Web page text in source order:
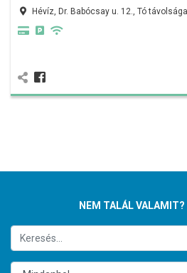
Hévíz, Dr. Babócsay u. 12., Tó
NEM TALÁL